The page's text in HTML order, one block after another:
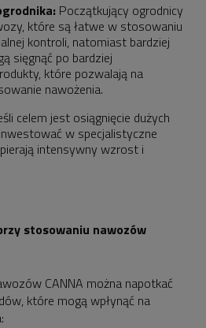
Początkujący ogrodnicy
które są łatwe w stosowaniu
kontroli, natomiast bardziej
sięgnąć po bardziej
które pozwalają na
nawożenia.
celem jest osiągnięcie dużych
w specjalistyczne
intensywny wzrost i
stosowaniu nawozów
CANNA można napotkać
które mogą wpłynąć na